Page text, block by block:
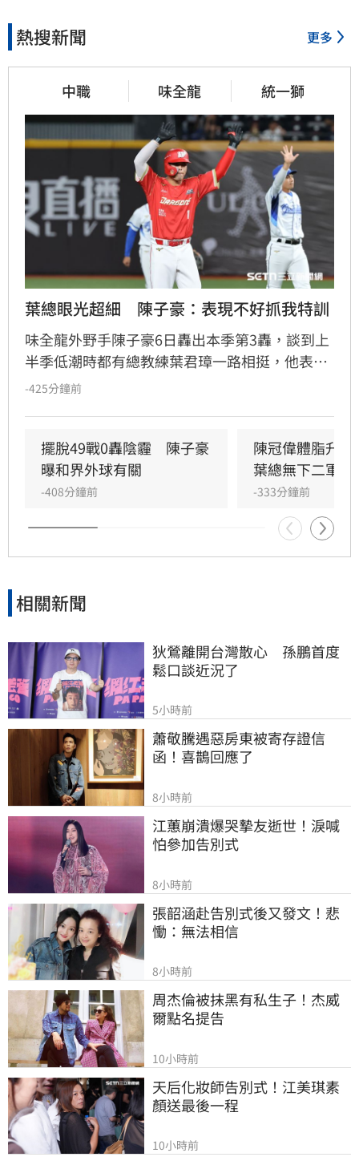
熱搜新聞 更多
中職 味全龍 統一獅
葉總眼光超細　陳子豪：表現不好抓我特訓
味全龍外野手陳子豪6日轟出本季第3轟，談到上
半季低潮時都有總教練葉君璋一路相挺，他表示
很感謝葉總都是用很正面的方式幫助他，狀況不
-425分鐘前
擺脫49戰0轟陰霾　陳子豪
曝和界外球有關
-408分鐘前
陳冠偉體脂升
葉總無下二軍打
-333分鐘前
相關新聞
狄鶯離開台灣散心　孫鵬首度
鬆口談近況了
5小時前
蕭敬騰遇惡房東被寄存證信
函！喜鵲回應了
8小時前
江蕙崩潰爆哭摯友逝世！淚喊
怕參加告別式
8小時前
張韶涵赴告別式後又發文！悲
慟：無法相信
8小時前
周杰倫被抹黑有私生子！杰威
爾點名提告
10小時前
天后化妝師告別式！江美琪素
顏送最後一程
10小時前